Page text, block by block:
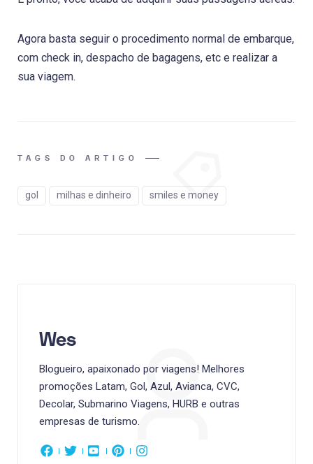
Agora basta seguir o procedimento normal de embarque,
com check in, despacho de bagagens, etc e realizar a
sua viagem.
TAGS DO ARTIGO
gol milhas e dinheiro smiles e money
Wes
Blogueiro, apaixonado por viagens! Melhores
promoções Latam, Gol, Azul, Avianca, CVC,
Decolar, Submarino Viagens, HURB e outras
empresas de turismo.